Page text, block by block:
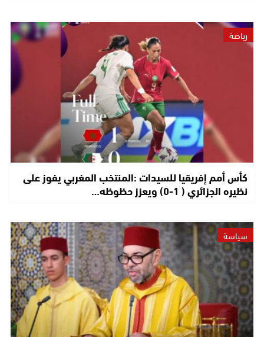
رياضة
كأس أمم إفريقيا للسيدات :المنتخب المغربي يفوز على
نظيره الجزائري ( 1-0) ويعزز حظوظه…
سياسة